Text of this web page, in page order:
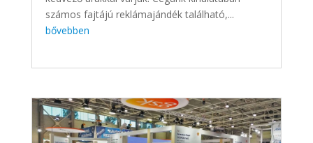
számos fajtájú reklámajándék található,...
bővebben